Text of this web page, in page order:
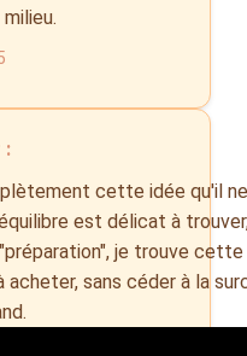
:
cette idée qu'il
est délicat à
je trouve
acheter, sans céder à la